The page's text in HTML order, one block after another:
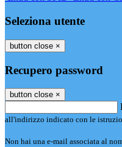
Seleziona utente
button close ×
Recupero password
button close ×
all'indirizzo indicato con le
Non hai una e-mail associata al